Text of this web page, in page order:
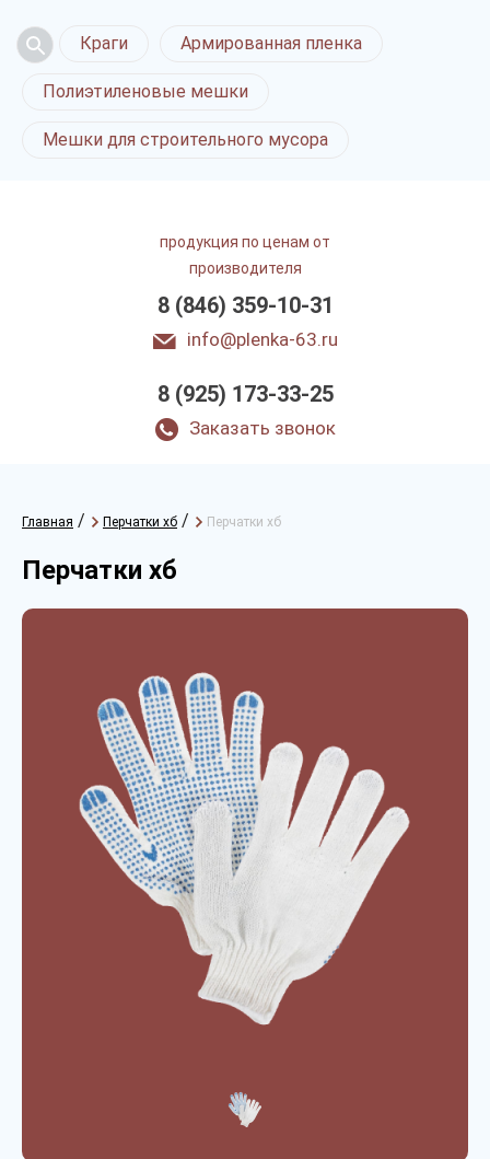
Краги Армированная пленка
Полиэтиленовые мешки
Мешки для строительного мусора
продукция по ценам от
производителя
8 (846) 359-10-31
info@plenka-63.ru
8 (925) 173-33-25
Заказать звонок
Главная / Перчатки хб / Перчатки хб
Перчатки хб